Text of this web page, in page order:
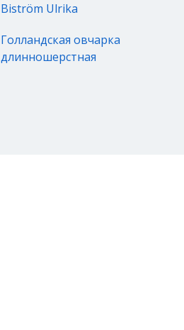
Biström Ulrika
Голландская овчарка
длинношерстная